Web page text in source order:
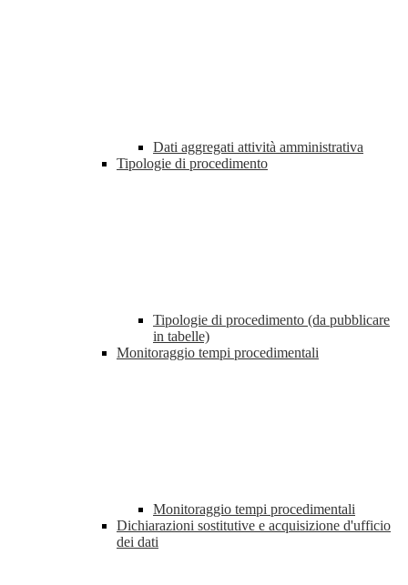
Dati aggregati attività amministrativa
Tipologie di procedimento
Tipologie di procedimento (da pubblicare
in tabelle)
Monitoraggio tempi procedimentali
Monitoraggio tempi procedimentali
Dichiarazioni sostitutive e acquisizione d'ufficio
dei dati